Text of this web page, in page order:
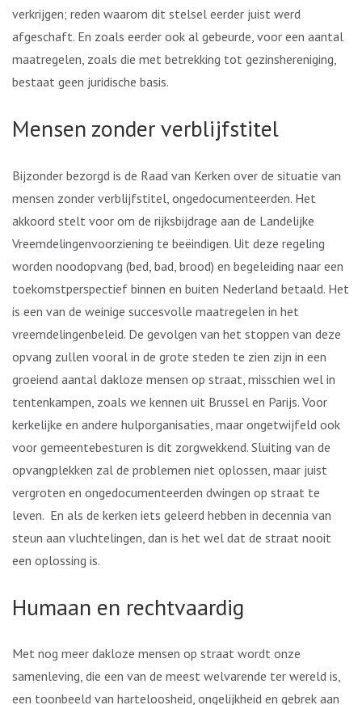
verkrijgen; reden waarom dit stelsel eerder juist werd
afgeschaft. En zoals eerder ook al gebeurde, voor een aantal
maatregelen, zoals die met betrekking tot gezinshereniging,
bestaat geen juridische basis.
Mensen zonder verblijfstitel
Bijzonder bezorgd is de Raad van Kerken over de situatie van
mensen zonder verblijfstitel, ongedocumenteerden. Het
akkoord stelt voor om de rijksbijdrage aan de Landelijke
Vreemdelingenvoorziening te beëindigen. Uit deze regeling
worden noodopvang (bed, bad, brood) en begeleiding naar een
toekomstperspectief binnen en buiten Nederland betaald. Het
is een van de weinige succesvolle maatregelen in het
vreemdelingenbeleid. De gevolgen van het stoppen van deze
opvang zullen vooral in de grote steden te zien zijn in een
groeiend aantal dakloze mensen op straat, misschien wel in
tentenkampen, zoals we kennen uit Brussel en Parijs. Voor
kerkelijke en andere hulporganisaties, maar ongetwijfeld ook
voor gemeentebesturen is dit zorgwekkend. Sluiting van de
opvangplekken zal de problemen niet oplossen, maar juist
vergroten en ongedocumenteerden dwingen op straat te
leven. En als de kerken iets geleerd hebben in decennia van
steun aan vluchtelingen, dan is het wel dat de straat nooit
een oplossing is.
Humaan en rechtvaardig
Met nog meer dakloze mensen op straat wordt onze
samenleving, die een van de meest welvarende ter wereld is,
een toonbeeld van harteloosheid, ongelijkheid en gebrek aan